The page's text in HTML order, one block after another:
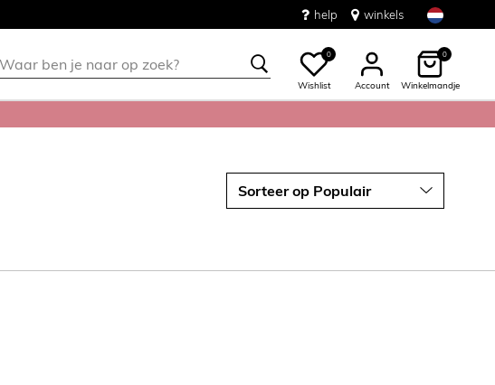
help winkels
0
Wishlist Account
0
Winkelmandje